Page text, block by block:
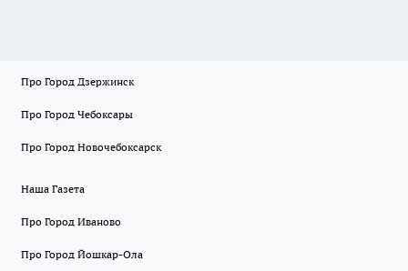
Про Город Дзержинск
Про Город Чебоксары
Про Город Новочебоксарск
Наша Газета
Про Город Иваново
Про Город Йошкар-Ола